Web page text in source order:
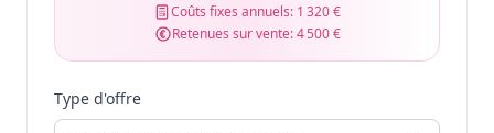
Coûts fixes annuels: 1 320 €
Retenues sur vente:4 500 €
Type d'offre